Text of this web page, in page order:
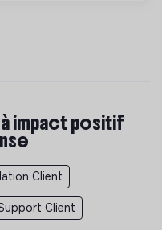
impact positif
Client
Client